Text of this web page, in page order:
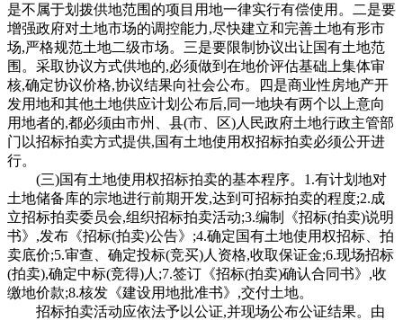
是不属于划拨供地范围的项目用地一律实行有偿使用。二是要
增强政府对土地市场的调控能力,尽快建立和完善土地有形市
场,严格规范土地二级市场。三是要限制协议出让国有土地范
围。采取协议方式供地的,必须做到在地价评估基础上集体审
核,确定协议价格,协议结果向社会公布。四是商业性房地产开
发用地和其他土地供应计划公布后,同一地块有两个以上意向
用地者的,都必须由市州、县(市、区)人民政府土地行政主管部
门以招标拍卖方式提供,国有土地使用权招标拍卖必须公开进
行。
(三)国有土地使用权招标拍卖的基本程序。1.有计划地对
土地储备库的宗地进行前期开发,达到可招标拍卖的程度;2.成
立招标拍卖委员会,组织招标拍卖活动;3.编制《招标(拍卖)说明
书》,发布《招标(拍卖)公告》;4.确定国有土地使用权招标、拍
卖底价;5.审查、确定投标(竞买)人资格,收取保证金;6.现场招标
(拍卖),确定中标(竞得)人;7.签订《招标(拍卖)确认合同书》,收
缴地价款;8.核发《建设用地批准书》,交付土地。
招标拍卖活动应依法予以公证,并现场公布公证结果。由